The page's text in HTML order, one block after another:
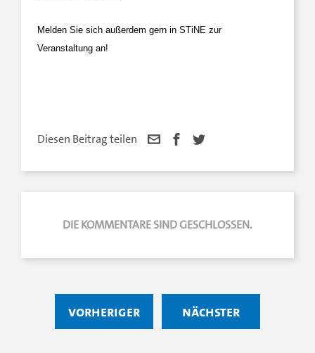
Melden Sie sich außerdem gern in STiNE zur
Veranstaltung an!
Diesen Beitrag teilen
DIE KOMMENTARE SIND GESCHLOSSEN.
vorheriger nächster